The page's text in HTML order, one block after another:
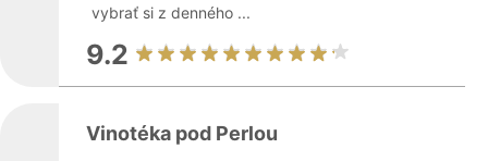
vybrať si z denného ...
9.2
Vinotéka pod Perlou